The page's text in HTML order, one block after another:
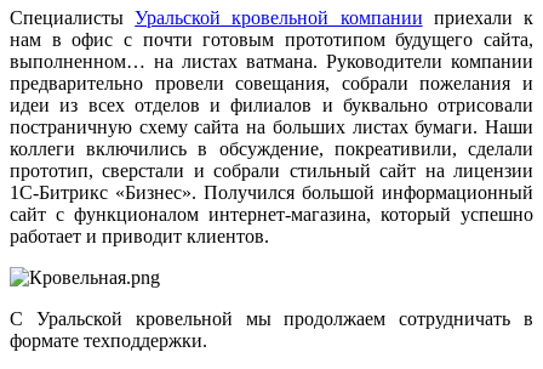
СпециалистыУральской кровельной компании приехали к
нам в офис с почти готовым прототипом будущего сайта,
выполненном… на листах ватмана. Руководители компании
предварительно провели совещания, собрали пожелания и
идеи из всех отделов и филиалов и буквально отрисовали
постраничную схему сайта на больших листах бумаги. Наши
коллеги включились в обсуждение, покреативили, сделали
прототип, сверстали и собрали стильный сайт на лицензии
1С-Битрикс «Бизнес». Получился большой информационный
сайт с функционалом интернет-магазина, который успешно
работает и приводит клиентов.
С Уральской кровельной мы продолжаем сотрудничать в
формате техподдержки.